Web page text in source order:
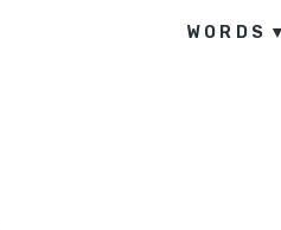
WORDS